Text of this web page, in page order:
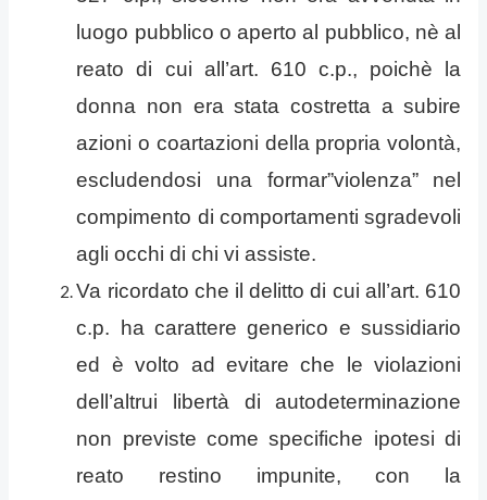
luogo pubblico o aperto al pubblico, nè al
reato di cui all’art. 610 c.p., poichè la
donna non era stata costretta a subire
azioni o coartazioni della propria volontà,
escludendosi una formar”violenza” nel
compimento di comportamenti sgradevoli
agli occhi di chi vi assiste.
Va ricordato che il delitto di cui all’art. 610
c.p. ha carattere generico e sussidiario
ed è volto ad evitare che le violazioni
dell’altrui libertà di autodeterminazione
non previste come specifiche ipotesi di
reato restino impunite, con la